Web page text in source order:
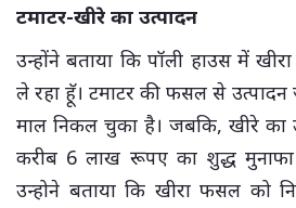
टमाटर-खीरे का उत्पादन
उन्होंने बताया कि पॉली हाउस में
ले रहा हॅू। टमाटर की फसल से
माल निकल चुका है। जबकि, खीरे का
करीब 6 लाख रूपए का शुद्ध
उन्होने बताया कि खीरा फसल को